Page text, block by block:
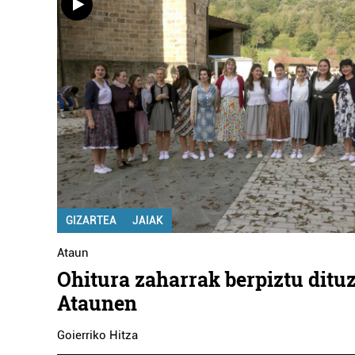
GIZARTEA JAIAK
Ataun
Ohitura zaharrak berpiztu
Ataunen
Goierriko Hitza